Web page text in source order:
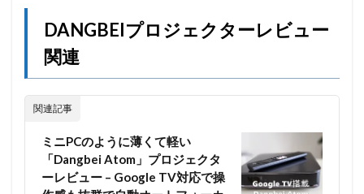
DANGBEIプロジェクターレビュー
関連
関連記事
ミニPCのように薄くて軽い
「Dangbei Atom」プロジェクタ
ーレビュー – Google TV対応で操